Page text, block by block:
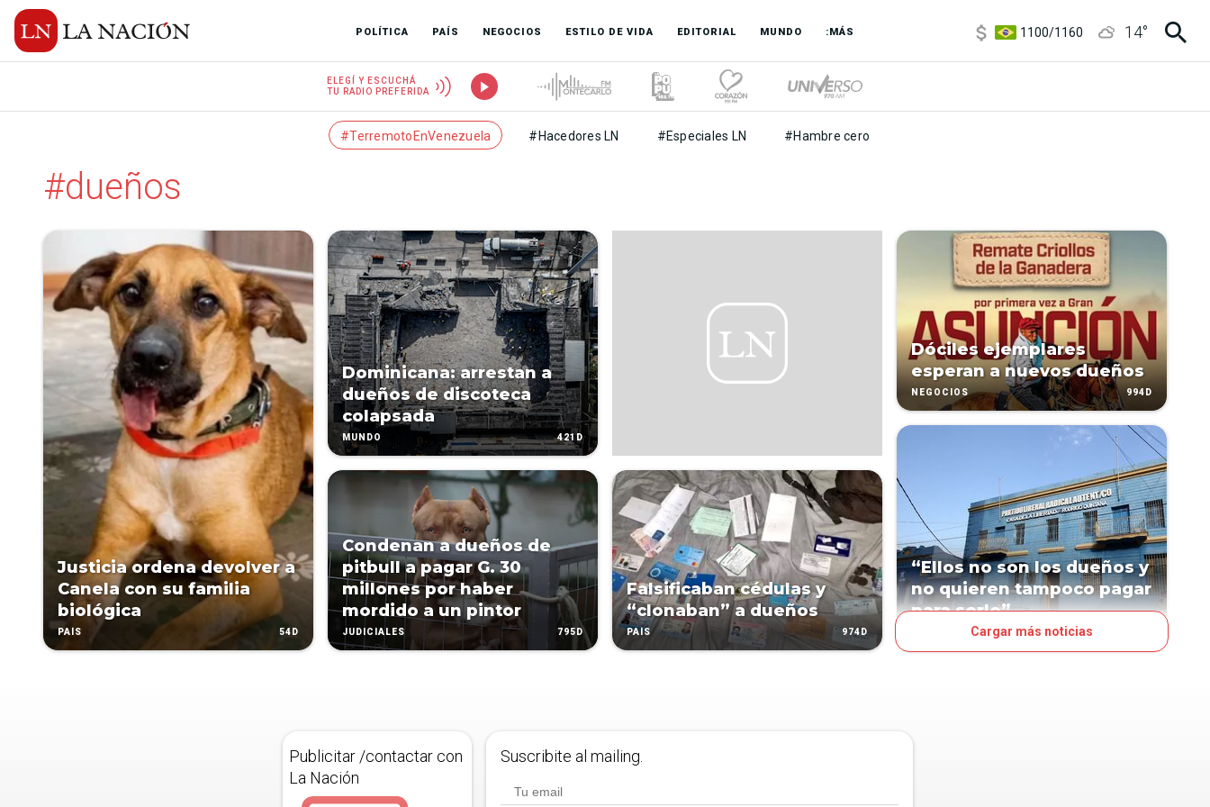
POLÍTICA PAÍS NEGOCIOS ESTILO DE VIDA EDITORIAL MUNDO :MÁS
1100/1160
14°
ELEGÍ Y ESCUCHÁ
TU RADIO PREFERIDA
#TerremotoEnVenezuela #Hacedores LN #Especiales LN #Hambre cero
#dueños
Justicia ordena devolver a
Canela con su familia
biológica
PAÍS 54D
Dominicana: arrestan a
dueños de discoteca
colapsada
MUNDO 421D
Condenan a dueños de
pitbull a pagar G. 30
millones por haber
mordido a un pintor
JUDICIALES 795D
Falsificaban cédulas y
“clonaban” a dueños
PAÍS 974D
Dóciles ejemplares
esperan a nuevos dueños
NEGOCIOS 994D
“Ellos no son los dueños y
no quieren tampoco pagar
para serlo”
Cargar más noticias
Publicitar /contactar con
La Nación
Suscribite al mailing.